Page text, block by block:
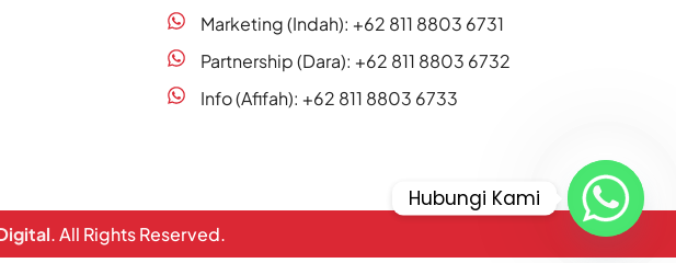
Marketing (Indah): +62 811 8803 6731
Partnership (Dara): +62 811 8803 6732
Info (Afifah): +62 811 8803 6733
. All Rights Reserved.
Hubungi Kami